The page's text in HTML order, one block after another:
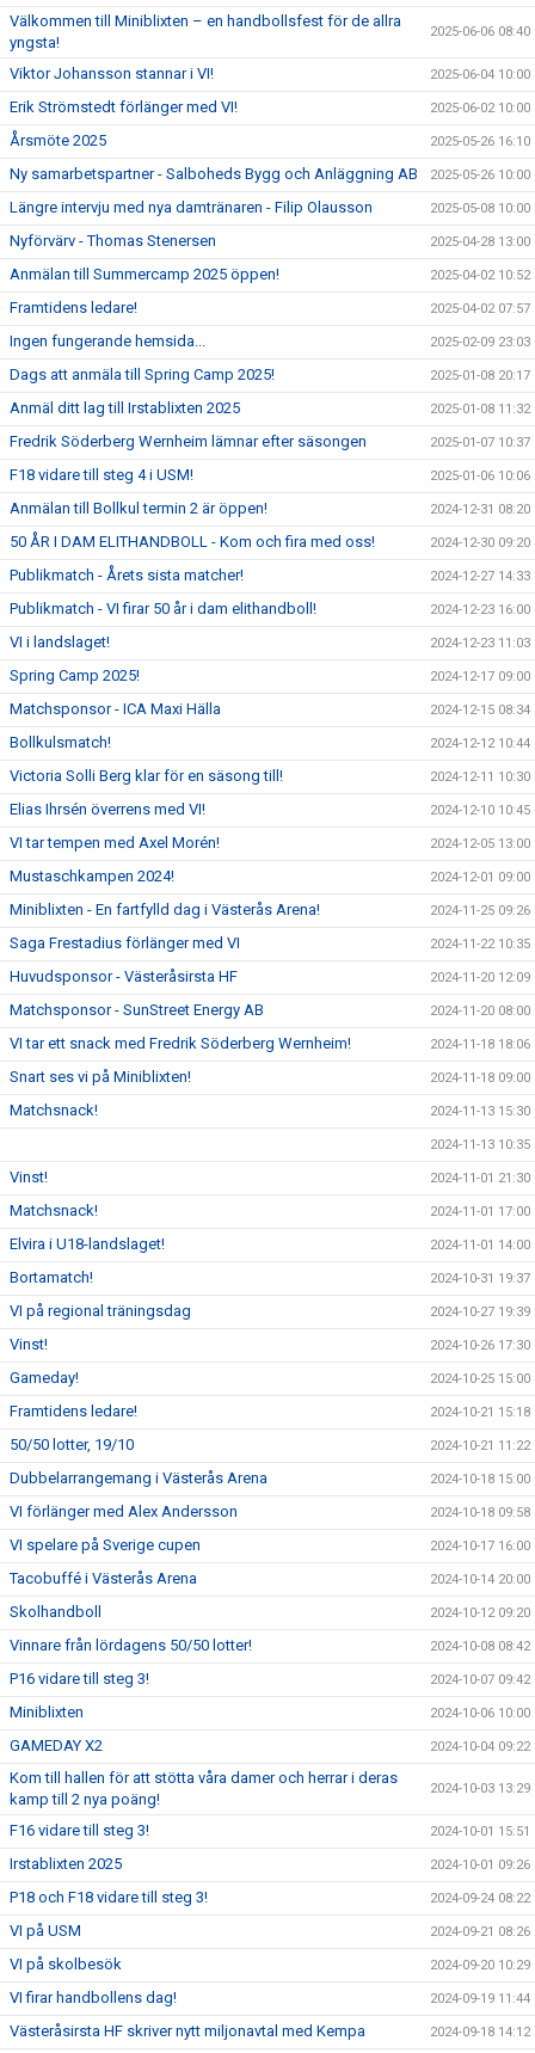
Välkommen till Miniblixten – en handbollsfest för de allra
yngsta!
2025-06-06 08:40
Viktor Johansson stannar i VI! 2025-06-04 10:00
Erik Strömstedt förlänger med VI! 2025-06-02 10:00
Årsmöte 2025 2025-05-26 16:10
Ny samarbetspartner - Salboheds Bygg och Anläggning AB 2025-05-26 10:00
Längre intervju med nya damtränaren - Filip Olausson 2025-05-08 10:00
Nyförvärv - Thomas Stenersen 2025-04-28 13:00
Anmälan till Summercamp 2025 öppen! 2025-04-02 10:52
Framtidens ledare! 2025-04-02 07:57
Ingen fungerande hemsida... 2025-02-09 23:03
Dags att anmäla till Spring Camp 2025! 2025-01-08 20:17
Anmäl ditt lag till Irstablixten 2025 2025-01-08 11:32
Fredrik Söderberg Wernheim lämnar efter säsongen 2025-01-07 10:37
F18 vidare till steg 4 i USM! 2025-01-06 10:06
Anmälan till Bollkul termin 2 är öppen! 2024-12-31 08:20
50 ÅR I DAM ELITHANDBOLL - Kom och fira med oss! 2024-12-30 09:20
Publikmatch - Årets sista matcher! 2024-12-27 14:33
Publikmatch - VI firar 50 år i dam elithandboll! 2024-12-23 16:00
VI i landslaget! 2024-12-23 11:03
Spring Camp 2025! 2024-12-17 09:00
Matchsponsor - ICA Maxi Hälla 2024-12-15 08:34
Bollkulsmatch! 2024-12-12 10:44
Victoria Solli Berg klar för en säsong till! 2024-12-11 10:30
Elias Ihrsén överrens med VI! 2024-12-10 10:45
VI tar tempen med Axel Morén! 2024-12-05 13:00
Mustaschkampen 2024! 2024-12-01 09:00
Miniblixten - En fartfylld dag i Västerås Arena! 2024-11-25 09:26
Saga Frestadius förlänger med VI 2024-11-22 10:35
Huvudsponsor - Västeråsirsta HF 2024-11-20 12:09
Matchsponsor - SunStreet Energy AB 2024-11-20 08:00
VI tar ett snack med Fredrik Söderberg Wernheim! 2024-11-18 18:06
Snart ses vi på Miniblixten! 2024-11-18 09:00
Matchsnack! 2024-11-13 15:30
2024-11-13 10:35
Vinst! 2024-11-01 21:30
Matchsnack! 2024-11-01 17:00
Elvira i U18-landslaget! 2024-11-01 14:00
Bortamatch! 2024-10-31 19:37
VI på regional träningsdag 2024-10-27 19:39
Vinst! 2024-10-26 17:30
Gameday! 2024-10-25 15:00
Framtidens ledare! 2024-10-21 15:18
50/50 lotter, 19/10 2024-10-21 11:22
Dubbelarrangemang i Västerås Arena 2024-10-18 15:00
VI förlänger med Alex Andersson 2024-10-18 09:58
VI spelare på Sverige cupen 2024-10-17 16:00
Tacobuffé i Västerås Arena 2024-10-14 20:00
Skolhandboll 2024-10-12 09:20
Vinnare från lördagens 50/50 lotter! 2024-10-08 08:42
P16 vidare till steg 3! 2024-10-07 09:42
Miniblixten 2024-10-06 10:00
GAMEDAY X2 2024-10-04 09:22
Kom till hallen för att stötta våra damer och herrar i deras
kamp till 2 nya poäng!
2024-10-03 13:29
F16 vidare till steg 3! 2024-10-01 15:51
Irstablixten 2025 2024-10-01 09:26
P18 och F18 vidare till steg 3! 2024-09-24 08:22
VI på USM 2024-09-21 08:26
VI på skolbesök 2024-09-20 10:29
VI firar handbollens dag! 2024-09-19 11:44
Västeråsirsta HF skriver nytt miljonavtal med Kempa 2024-09-18 14:12